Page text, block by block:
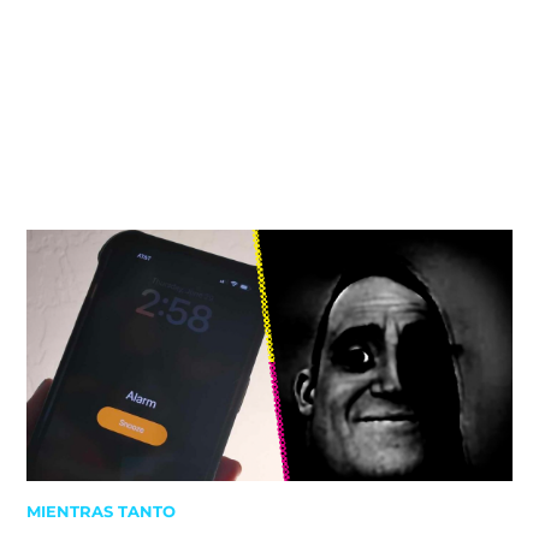
POSTED
MIENTRAS TANTO